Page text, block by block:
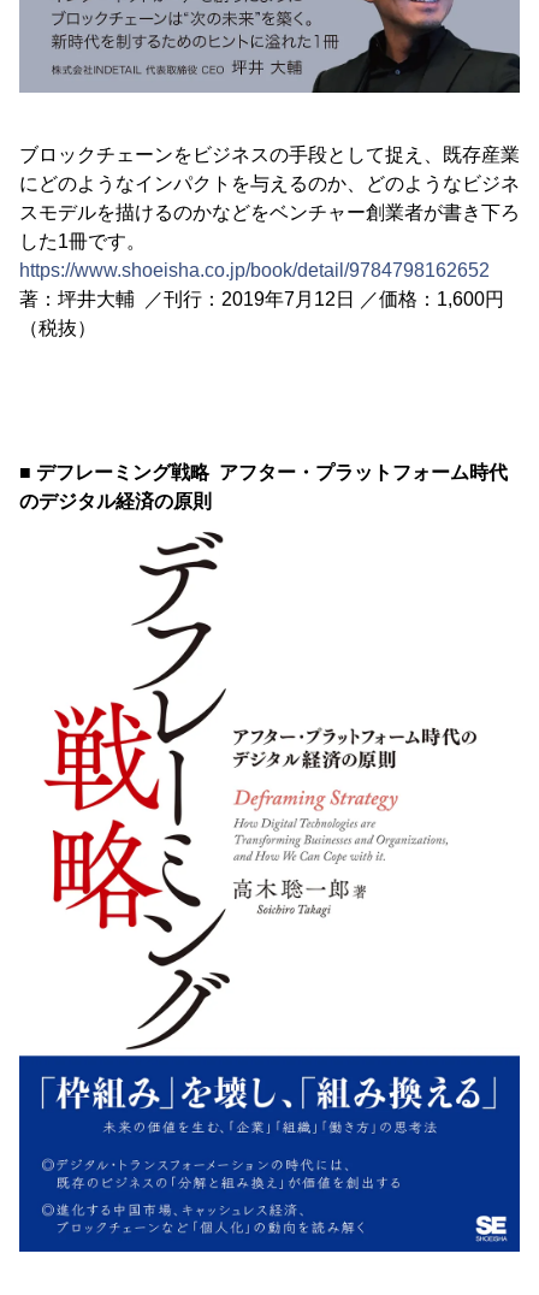
ブロックチェーンをビジネスの手段として捉え、既存産業
にどのようなインパクトを与えるのか、どのようなビジネ
スモデルを描けるのかなどをベンチャー創業者が書き下ろ
した1冊です。
https://www.shoeisha.co.jp/book/detail/9784798162652
著：坪井大輔 ／刊行：2019年7月12日 ／価格：1,600円
（税抜）
■ デフレーミング戦略 アフター・プラットフォーム時代
のデジタル経済の原則